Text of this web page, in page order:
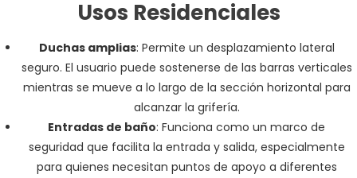
Usos Residenciales
Duchas amplias: Permite un desplazamiento lateral
seguro. El usuario puede sostenerse de las barras verticales
mientras se mueve a lo largo de la sección horizontal para
alcanzar la grifería.
Entradas de baño: Funciona como un marco de
seguridad que facilita la entrada y salida, especialmente
para quienes necesitan puntos de apoyo a diferentes